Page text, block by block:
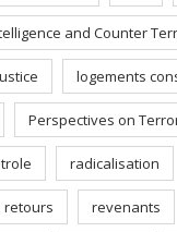
and Counter
logements
Perspectives on
radicalisation
retours revenants